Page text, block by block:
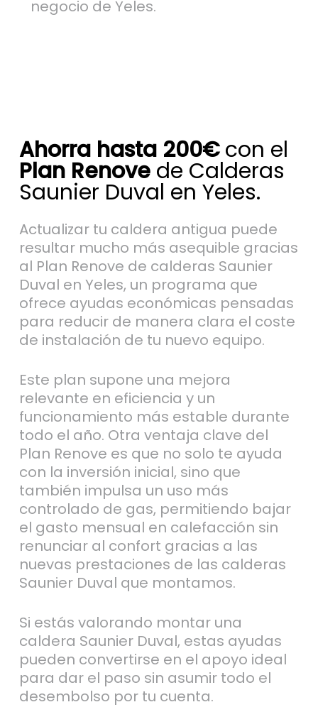
negocio de Yeles.
Ahorra hasta 200€con el
Plan Renovede Calderas
Saunier Duval en Yeles.
Actualizar tu caldera antigua puede
resultar mucho más asequible gracias
al Plan Renove de calderas Saunier
Duval en Yeles, un programa que
ofrece ayudas económicas pensadas
para reducir de manera clara el coste
de instalación de tu nuevo equipo.
Este plan supone una mejora
relevante en eficiencia y un
funcionamiento más estable durante
todo el año. Otra ventaja clave del
Plan Renove es que no solo te ayuda
con la inversión inicial, sino que
también impulsa un uso más
controlado de gas, permitiendo bajar
el gasto mensual en calefacción sin
renunciar al confort gracias a las
nuevas prestaciones de las calderas
Saunier Duval que montamos.
Si estás valorando montar una
caldera Saunier Duval, estas ayudas
pueden convertirse en el apoyo ideal
para dar el paso sin asumir todo el
desembolso por tu cuenta.